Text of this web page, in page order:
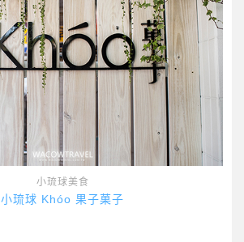
小琉球美食
小琉球 Khóo 果子菓子